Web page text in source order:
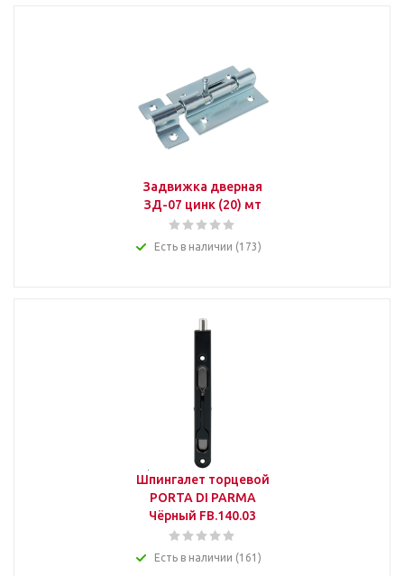
Задвижка дверная
ЗД-07 цинк (20) мт
Есть в наличии (173)
Шпингалет торцевой
PORTA DI PARMA
Чёрный FB.140.03
Есть в наличии (161)